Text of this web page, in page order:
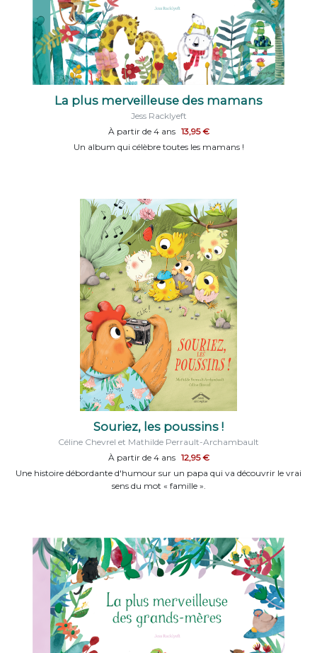
La plus merveilleuse des mamans
Jess Racklyeft
À partir de 4 ans 13,95 €
Un album qui célèbre toutes les mamans !
Souriez, les poussins !
Céline Chevrel et Mathilde Perrault-Archambault
À partir de 4 ans 12,95 €
Une histoire débordante d'humour sur un papa qui va découvrir le vrai
sens du mot « famille ».